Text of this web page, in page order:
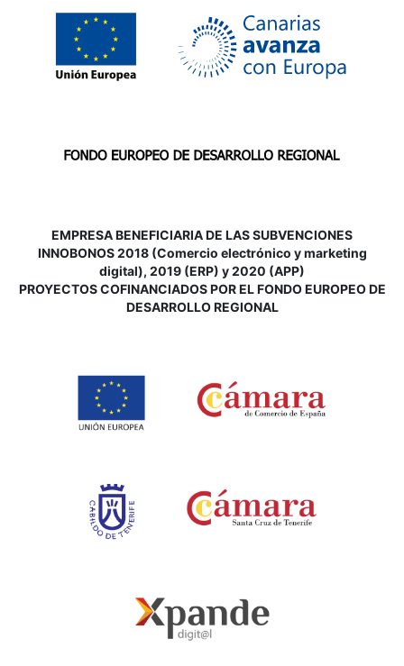
EMPRESA BENEFICIARIA DE LAS SUBVENCIONES
INNOBONOS 2018 (Comercio electrónico y marketing
digital), 2019 (ERP) y 2020 (APP)
PROYECTOS COFINANCIADOS POR EL FONDO EUROPEO DE
DESARROLLO REGIONAL